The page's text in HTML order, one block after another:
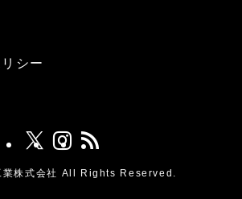
シー
業株式会社 All Rights Reserved.